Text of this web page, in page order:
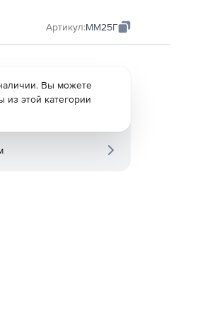
Артикул:ММ25Г
Вы можете
из этой категории